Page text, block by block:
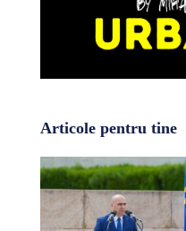
Articole pentru tine